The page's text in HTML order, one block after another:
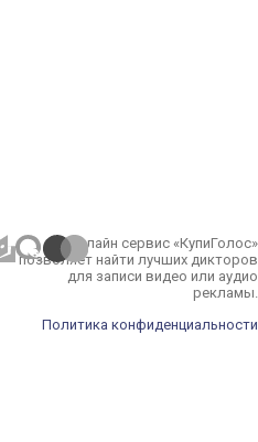
Онлайн сервис «КупиГолос»
позволяет найти лучших дикторов
для записи видео или аудио
рекламы.
Политика конфиденциальности